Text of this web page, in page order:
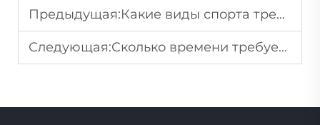
Предыдущая:Какие виды спорта требуют обязательного использования защитных кап для предотвращения травм?
Следующая:Сколько времени требуется, чтобы увидеть результаты от использования домашнего набора для отбеливания зубов?